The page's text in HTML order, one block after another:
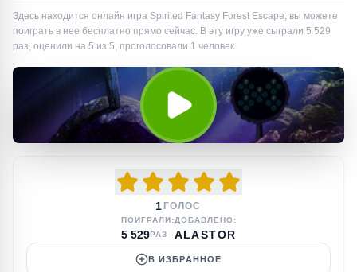
Здесь находится онлайн игра Spirited Fantasy Forest Escape, вы можете
поиграть в нее бесплатно прямо сейчас. В эту игру уже сыграли 5 529
раз, оценили на 5 из 5, проголосовали 1 человек.
1 ГОЛОС
ПОИГРАЛИ:
5 529РАЗ
ДОБАВЛЕНО:
ALASTOR
В ИЗБРАННОЕ